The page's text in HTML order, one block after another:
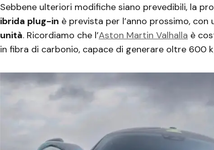
Sebbene ulteriori modifiche siano prevedibili, la
ibrida plug-in è prevista per l’anno prossimo,
unità. Ricordiamo che l’Aston Martin Valhalla è
in fibra di carbonio, capace di generare oltre 600